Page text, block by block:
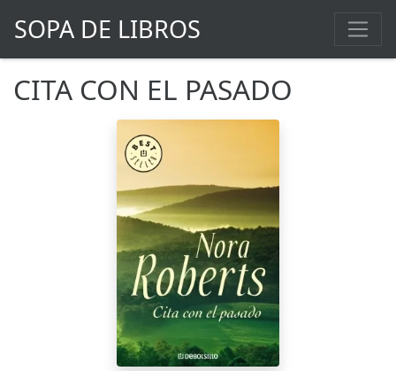
SOPA DE LIBROS
CITA CON EL PASADO